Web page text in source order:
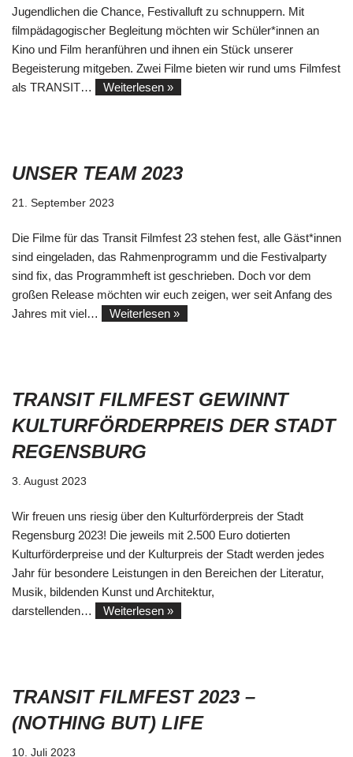
Jugendlichen die Chance, Festivalluft zu schnuppern. Mit
filmpädagogischer Begleitung möchten wir Schüler*innen an
Kino und Film heranführen und ihnen ein Stück unserer
Begeisterung mitgeben. Zwei Filme bieten wir rund ums Filmfest
als TRANSIT…
Weiterlesen »
UNSER TEAM 2023
21. September 2023
Die Filme für das Transit Filmfest 23 stehen fest, alle Gäst*innen
sind eingeladen, das Rahmenprogramm und die Festivalparty
sind fix, das Programmheft ist geschrieben. Doch vor dem
großen Release möchten wir euch zeigen, wer seit Anfang des
Jahres mit viel…
Weiterlesen »
TRANSIT FILMFEST GEWINNT
KULTURFÖRDERPREIS DER STADT
REGENSBURG
3. August 2023
Wir freuen uns riesig über den Kulturförderpreis der Stadt
Regensburg 2023! Die jeweils mit 2.500 Euro dotierten
Kulturförderpreise und der Kulturpreis der Stadt werden jedes
Jahr für besondere Leistungen in den Bereichen der Literatur,
Musik, bildenden Kunst und Architektur,
darstellenden…
Weiterlesen »
TRANSIT FILMFEST 2023 –
(NOTHING BUT) LIFE
10. Juli 2023